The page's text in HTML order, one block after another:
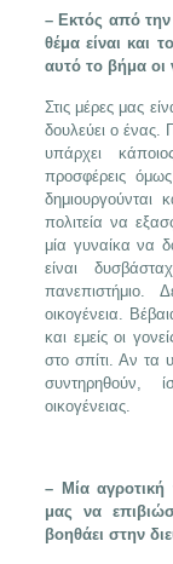
– Εκτός από
θέμα είναι και
αυτό το βήμα οι
Στις μέρες μας
δουλεύει ο ένας.
υπάρχει
προσφέρεις
πολιτεία να
μία γυναίκα να
είναι
πανεπιστήμιο.
οικογένεια.
και εμείς οι
στο σπίτι. Αν τα
συντηρηθούν,
οικογένειας.
– Μία αγροτική
μας να
βοηθάει στην